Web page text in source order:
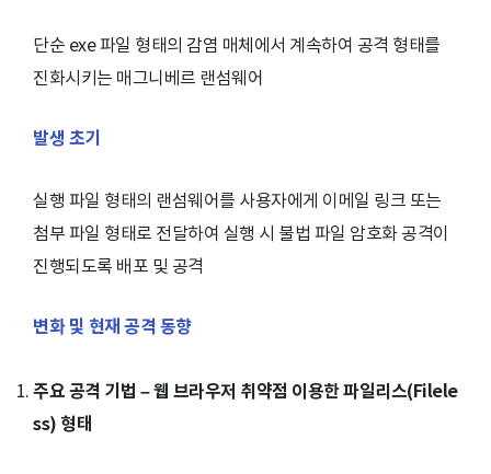
단순 exe 파일 형태의 감염 매체에서 계속하여 공격 형태를
진화시키는 매그니베르 랜섬웨어
발생 초기
실행 파일 형태의 랜섬웨어를 사용자에게 이메일 링크 또는
첨부 파일 형태로 전달하여 실행 시 불법 파일 암호화 공격이
진행되도록 배포 및 공격
변화 및 현재 공격 동향
주요 공격 기법 – 웹 브라우저 취약점 이용한 파일리스(Filele
ss) 형태